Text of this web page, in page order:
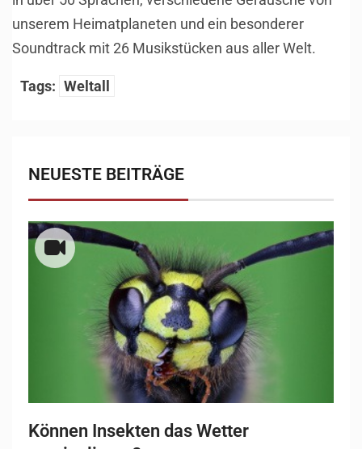
unserem Heimatplaneten und ein besonderer
Soundtrack mit 26 Musikstücken aus aller Welt.
Tags: Weltall
NEUESTE BEITRÄGE
Können Insekten das Wetter